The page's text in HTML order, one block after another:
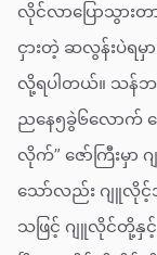
လိုင်လာပြောသွား
ငှားတဲ့ ဆလွန်းပဲရမှ
လို့ရပါတယ်။ သန်
ညနေ၅ခွဲ၆လောက် ရ
လိုက်” ဇော်ကြီးမှ
သော်လည်း ဂျူလို
သဖြင့် ဂျူလိုင်တို့နှ